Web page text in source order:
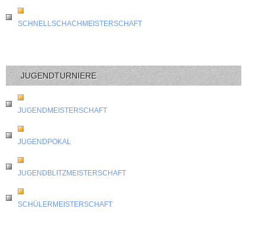
SCHNELLSCHACHMEISTERSCHAFT
JUGENDTURNIERE
JUGENDMEISTERSCHAFT
JUGENDPOKAL
JUGENDBLITZMEISTERSCHAFT
SCHÜLERMEISTERSCHAFT